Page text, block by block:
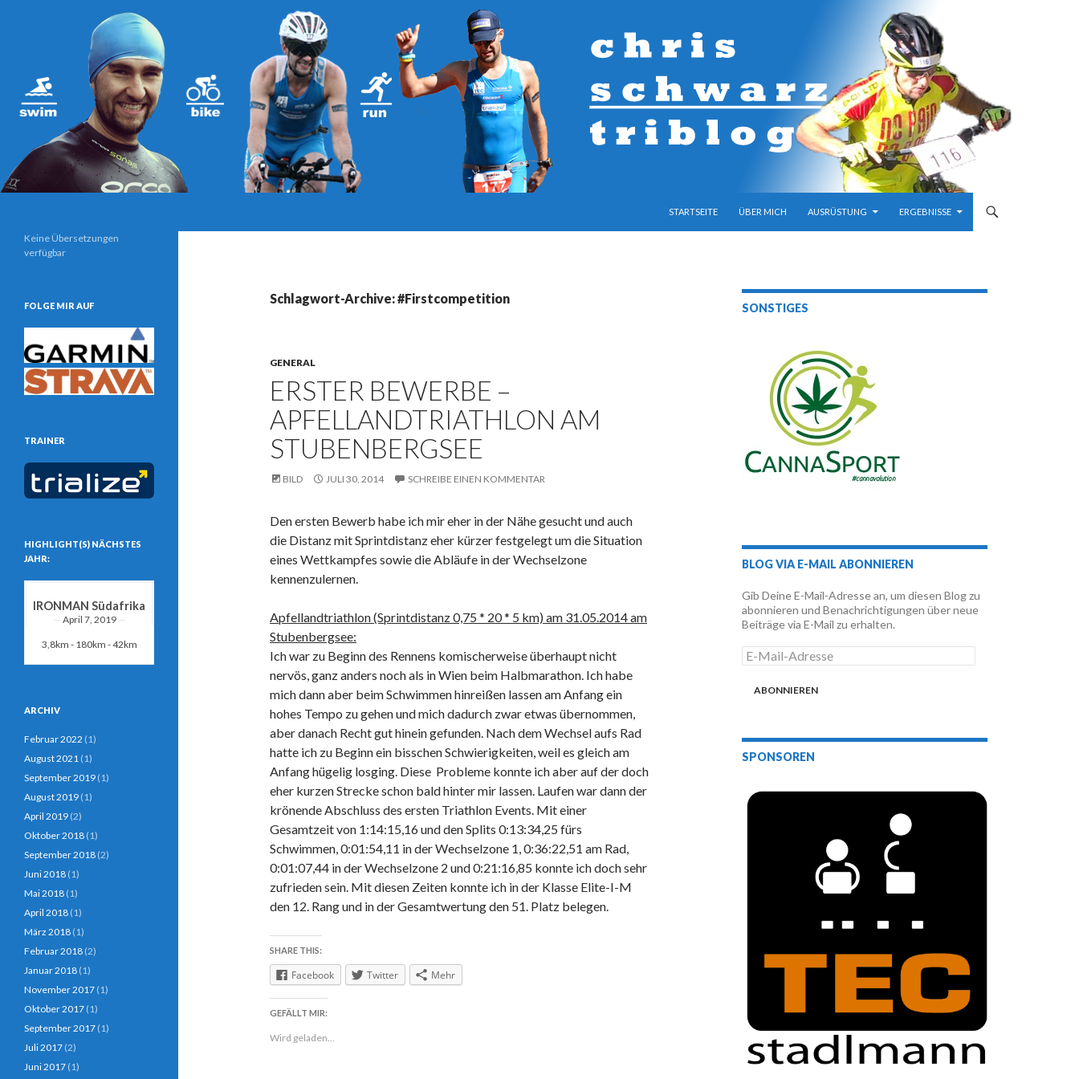
STARTSEITE
ÜBER MICH AUSRÜSTUNG ERGEBNISSE
Schlagwort-Archive: #Firstcompetition
GENERAL
ERSTER BEWERBE –
APFELLANDTRIATHLON AM
STUBENBERGSEE
BILD JULI 30, 2014 SCHREIBE EINEN KOMMENTAR
Den ersten Bewerb habe ich mir eher in der Nähe gesucht und auch
die Distanz mit Sprintdistanz eher kürzer festgelegt um die Situation
eines Wettkampfes sowie die Abläufe in der Wechselzone
kennenzulernen.
Apfellandtriathlon (Sprintdistanz 0,75 * 20 * 5 km) am 31.05.2014 am
Stubenbergsee:
Ich war zu Beginn des Rennens komischerweise überhaupt nicht
nervös, ganz anders noch als in Wien beim Halbmarathon. Ich habe
mich dann aber beim Schwimmen hinreißen lassen am Anfang ein
hohes Tempo zu gehen und mich dadurch zwar etwas übernommen,
aber danach Recht gut hinein gefunden. Nach dem Wechsel aufs Rad
hatte ich zu Beginn ein bisschen Schwierigkeiten, weil es gleich am
Anfang hügelig losging. Diese Probleme konnte ich aber auf der doch
eher kurzen Strecke schon bald hinter mir lassen. Laufen war dann der
krönende Abschluss des ersten Triathlon Events. Mit einer
Gesamtzeit von 1:14:15,16 und den Splits 0:13:34,25 fürs
Schwimmen, 0:01:54,11 in der Wechselzone 1, 0:36:22,51 am Rad,
0:01:07,44 in der Wechselzone 2 und 0:21:16,85 konnte ich doch sehr
zufrieden sein. Mit diesen Zeiten konnte ich in der Klasse Elite-I-M
den 12. Rang und in der Gesamtwertung den 51. Platz belegen.
SHARE THIS:
Facebook Twitter Mehr
GEFÄLLT MIR:
Wird geladen...
SONSTIGES
BLOG VIA E-MAIL ABONNIEREN
Gib Deine E-Mail-Adresse an, um diesen Blog zu
abonnieren und Benachrichtigungen über neue
Beiträge via E-Mail zu erhalten.
E-
Mail-
ABONNIEREN
SPONSOREN
Keine Übersetzungen
verfügbar
FOLGE MIR AUF
TRAINER
HIGHLIGHT(S) NÄCHSTES
JAHR:
IRONMAN Südafrika
April 7, 2019
3,8km - 180km - 42km
ARCHIV
Februar 2022 (1)
August 2021 (1)
September 2019 (1)
August 2019 (1)
April 2019 (2)
Oktober 2018 (1)
September 2018 (2)
Juni 2018 (1)
Mai 2018 (1)
April 2018 (1)
März 2018 (1)
Februar 2018 (2)
Januar 2018 (1)
November 2017 (1)
Oktober 2017 (1)
September 2017 (1)
Juli 2017 (2)
Juni 2017 (1)